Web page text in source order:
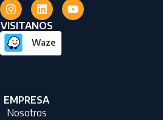
VISITANOS
Waze
EMPRESA
Nosotros